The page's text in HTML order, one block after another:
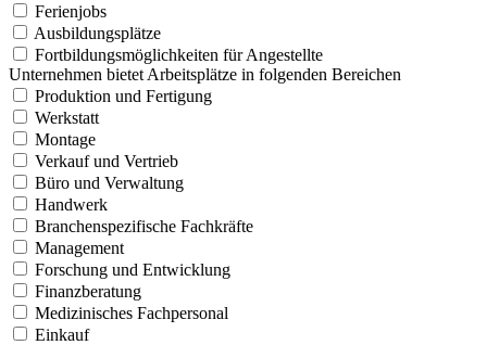
Ferienjobs
Ausbildungsplätze
Fortbildungsmöglichkeiten für Angestellte
Unternehmen bietet Arbeitsplätze in folgenden Bereichen
Produktion und Fertigung
Werkstatt
Montage
Verkauf und Vertrieb
Büro und Verwaltung
Handwerk
Branchenspezifische Fachkräfte
Management
Forschung und Entwicklung
Finanzberatung
Medizinisches Fachpersonal
Einkauf